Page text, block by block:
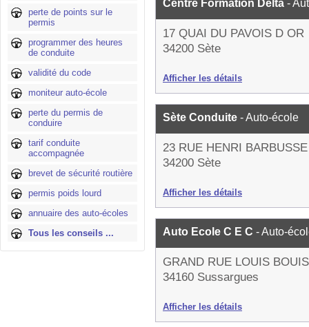
perte de points sur le
permis
programmer des heures
de conduite
validité du code
moniteur auto-école
perte du permis de
conduire
tarif conduite
accompagnée
brevet de sécurité routière
permis poids lourd
annuaire des auto-écoles
Tous les conseils ...
Centre Formation Delta -
17 QUAI DU PAVOIS D OR
34200 Sète
Afficher les détails
Sète Conduite - Auto-école
23 RUE HENRI BARBUSSE
34200 Sète
Afficher les détails
Auto Ecole C E C - Auto-
GRAND RUE LOUIS BOUIS
34160 Sussargues
Afficher les détails